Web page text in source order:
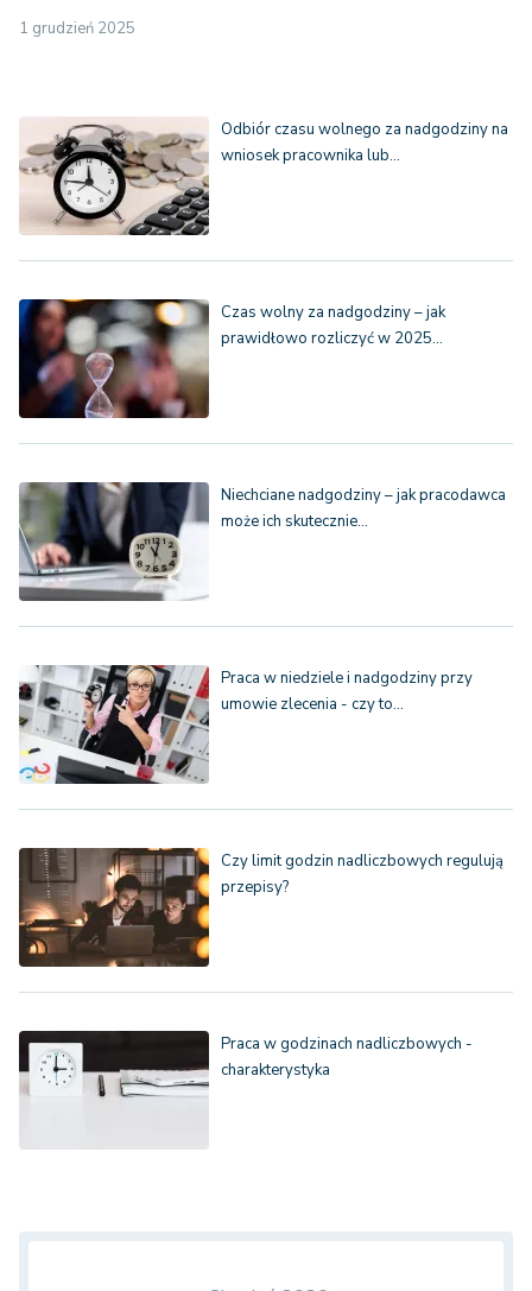
1 grudzień 2025
Odbiór czasu wolnego za nadgodziny na
wniosek pracownika lub…
Czas wolny za nadgodziny – jak
prawidłowo rozliczyć w 2025…
Niechciane nadgodziny – jak pracodawca
może ich skutecznie…
Praca w niedziele i nadgodziny przy
umowie zlecenia - czy to…
Czy limit godzin nadliczbowych regulują
przepisy?
Praca w godzinach nadliczbowych -
charakterystyka